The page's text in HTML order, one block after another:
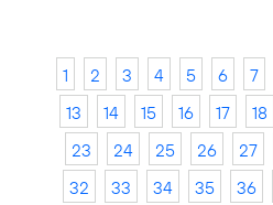
1 2 3 4 5 6 7
13
14 15 16 17 18
23
24 25 26 27
32
33 34 35 36